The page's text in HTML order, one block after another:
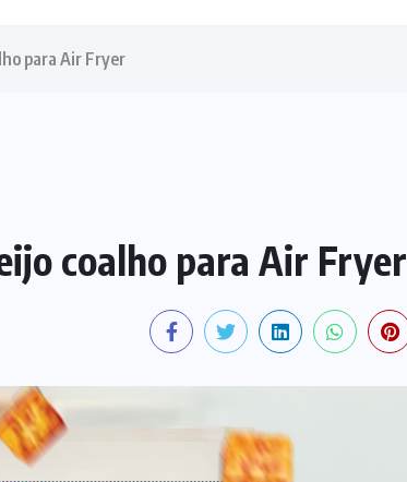
para Air Fryer
coalho para Air Fryer